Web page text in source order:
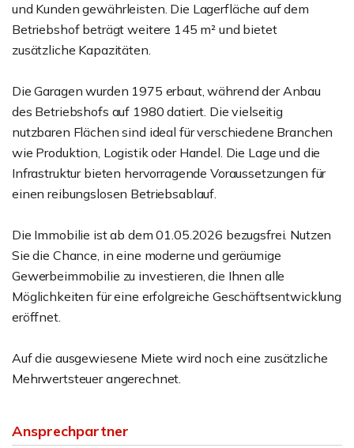
und Kunden gewährleisten. Die Lagerfläche auf dem
Betriebshof beträgt weitere 145 m² und bietet
zusätzliche Kapazitäten.
Die Garagen wurden 1975 erbaut, während der Anbau
des Betriebshofs auf 1980 datiert. Die vielseitig
nutzbaren Flächen sind ideal für verschiedene Branchen
wie Produktion, Logistik oder Handel. Die Lage und die
Infrastruktur bieten hervorragende Voraussetzungen für
einen reibungslosen Betriebsablauf.
Die Immobilie ist ab dem 01.05.2026 bezugsfrei. Nutzen
Sie die Chance, in eine moderne und geräumige
Gewerbeimmobilie zu investieren, die Ihnen alle
Möglichkeiten für eine erfolgreiche Geschäftsentwicklung
eröffnet.
Auf die ausgewiesene Miete wird noch eine zusätzliche
Mehrwertsteuer angerechnet.
Ansprechpartner